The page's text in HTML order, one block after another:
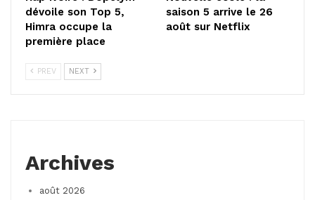
dévoile son Top 5,
Himra occupe la
première place
saison 5 arrive le 26
août sur Netflix
PREV NEXT
Archives
août 2026